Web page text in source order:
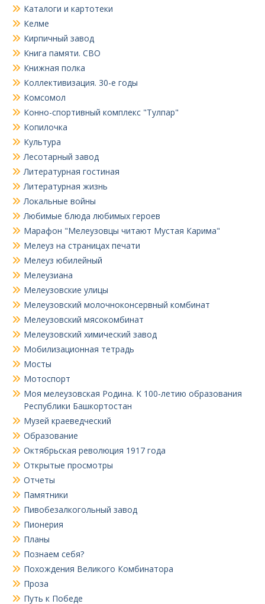
Каталоги и картотеки
Келме
Кирпичный завод
Книга памяти. СВО
Книжная полка
Коллективизация. 30-е годы
Комсомол
Конно-спортивный комплекс "Тулпар"
Копилочка
Культура
Лесотарный завод
Литературная гостиная
Литературная жизнь
Локальные войны
Любимые блюда любимых героев
Марафон "Мелеузовцы читают Мустая Карима"
Мелеуз на страницах печати
Мелеуз юбилейный
Мелеузиана
Мелеузовские улицы
Мелеузовский молочноконсервный комбинат
Мелеузовский мясокомбинат
Мелеузовский химический завод
Мобилизационная тетрадь
Мосты
Мотоспорт
Моя мелеузовская Родина. К 100-летию образования
Республики Башкортостан
Музей краеведческий
Образование
Октябрьская революция 1917 года
Открытые просмотры
Отчеты
Памятники
Пивобезалкогольный завод
Пионерия
Планы
Познаем себя?
Похождения Великого Комбинатора
Проза
Путь к Победе